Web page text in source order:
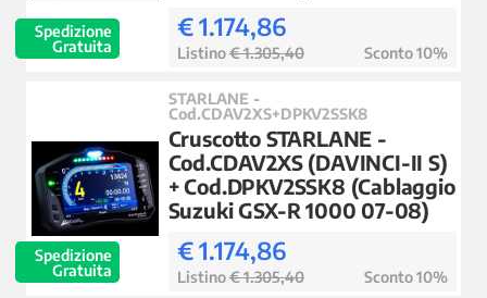
Spedizione
Gratuita
€ 1.174,86
Listino€ 1.305,40 Sconto 10%
Spedizione
Gratuita
STARLANE -
Cod.CDAV2XS+DPKV2SSK8
Cruscotto STARLANE -
Cod.CDAV2XS (DAVINCI-II S)
+ Cod.DPKV2SSK8 (Cablaggio
Suzuki GSX-R 1000 07-08)
€ 1.174,86
Listino€ 1.305,40 Sconto 10%